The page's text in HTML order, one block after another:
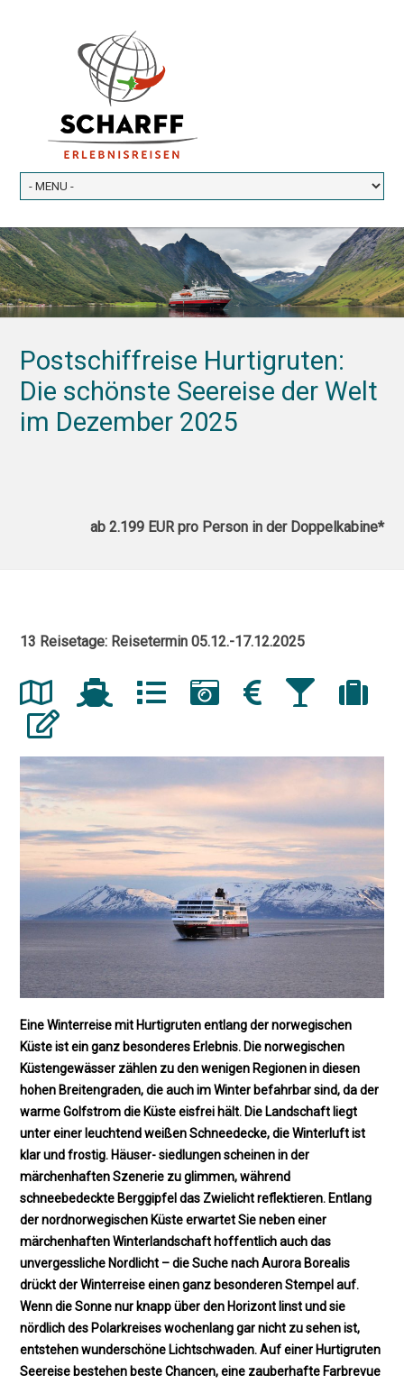
Postschiffreise Hurtigruten:
Die schönste Seereise der Welt
im Dezember 2025
ab 2.199 EUR pro Person in der Doppelkabine*
13 Reisetage: Reisetermin 05.12.-17.12.2025
Eine Winterreise mit Hurtigruten entlang der norwegischen
Küste ist ein ganz besonderes Erlebnis. Die norwegischen
Küstengewässer zählen zu den wenigen Regionen in diesen
hohen Breitengraden, die auch im Winter befahrbar sind, da der
warme Golfstrom die Küste eisfrei hält. Die Landschaft liegt
unter einer leuchtend weißen Schneedecke, die Winterluft ist
klar und frostig. Häuser- siedlungen scheinen in der
märchenhaften Szenerie zu glimmen, während
schneebedeckte Berggipfel das Zwielicht reflektieren. Entlang
der nordnorwegischen Küste erwartet Sie neben einer
märchenhaften Winterlandschaft hoffentlich auch das
unvergessliche Nordlicht – die Suche nach Aurora Borealis
drückt der Winterreise einen ganz besonderen Stempel auf.
Wenn die Sonne nur knapp über den Horizont linst und sie
nördlich des Polarkreises wochenlang gar nicht zu sehen ist,
entstehen wunderschöne Lichtschwaden. Auf einer Hurtigruten
Seereise bestehen beste Chancen, eine zauberhafte Farbrevue